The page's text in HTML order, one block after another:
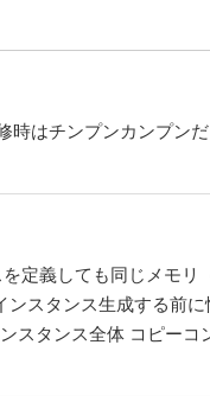
はチンプンカンプン
義しても同じメモリ
スタンス生成する前
スタンス全体 コピ